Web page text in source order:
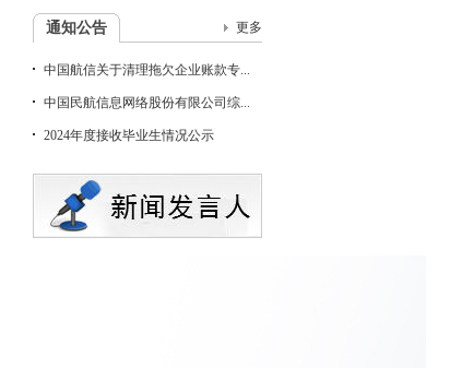
通知公告 更多
中国航信关于清理拖欠企业账款专...
中国民航信息网络股份有限公司综...
2024年度接收毕业生情况公示